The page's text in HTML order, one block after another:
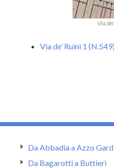
Via
Via de’ Ruini 1 (N.549)
Da Abbadia a Azzo
Da Bagarotti a Buttieri